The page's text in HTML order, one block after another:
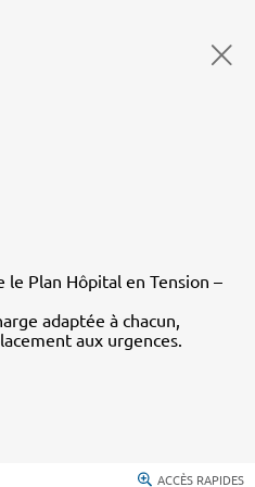
le Plan Hôpital en Tension –
adaptée à chacun,
aux urgences.
ACCÈS RAPIDES